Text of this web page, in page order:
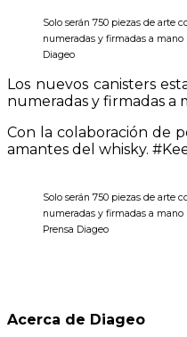
Solo serán 750 piezas de arte
numeradas y firmadas a mano
Diageo
Los nuevos canisters
numeradas y firmadas a
Con la colaboración de
amantes del whisky.
Solo serán 750 piezas de arte
numeradas y firmadas a
Prensa Diageo
Acerca de Diageo